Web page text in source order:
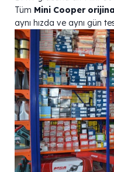
Tüm Mini Cooper
aynı hızda ve aynı gün